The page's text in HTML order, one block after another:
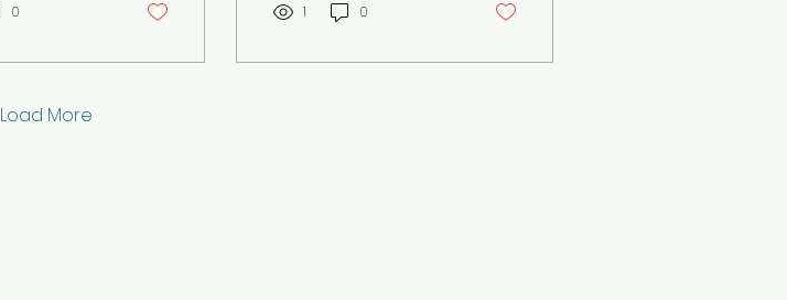
0
te...
1 0
Load More